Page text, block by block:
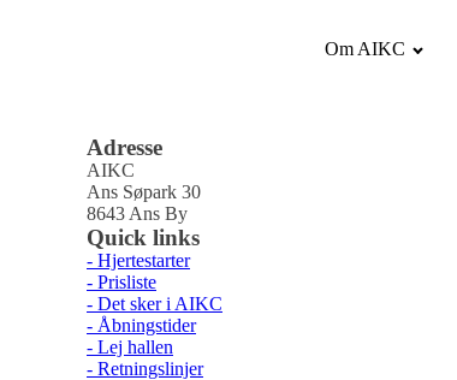
Om AIKC
Adresse
AIKC
Ans Søpark 30
8643 Ans By
Quick links
- Hjertestarter
- Prisliste
- Det sker i AIKC
- Åbningstider
- Lej hallen
- Retningslinjer